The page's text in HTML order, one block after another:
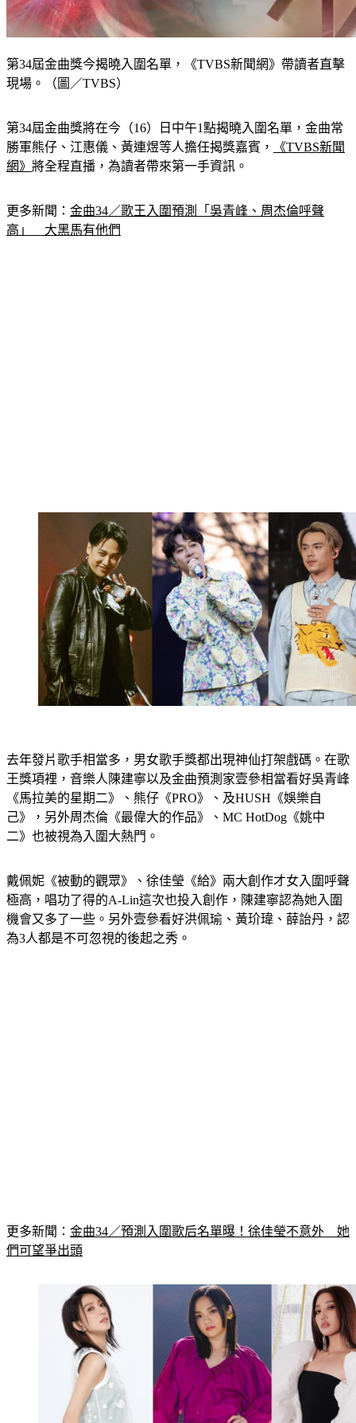
第34屆金曲獎今揭曉入圍名單，《TVBS新聞網》帶讀者直擊
現場。（圖／TVBS）
第34屆金曲獎將在今（16）日中午1點揭曉入圍名單，金曲常
勝軍熊仔、江惠儀、黃連煜等人擔任揭獎嘉賓，
《TVBS新聞
網》 將全程直播，為讀者帶來第一手資訊。
更多新聞： 金曲34／歌王入圍預測「吳青峰、周杰倫呼聲
高」　大黑馬有他們
去年發片歌手相當多，男女歌手獎都出現神仙打架戲碼。在歌
王獎項裡，音樂人陳建寧以及金曲預測家壹參相當看好吳青峰
《馬拉美的星期二》、熊仔《PRO》、及HUSH《娛樂自
己》，另外周杰倫《最偉大的作品》、MC HotDog《姚中
二》也被視為入圍大熱門。
戴佩妮《被動的觀眾》、徐佳瑩《給》兩大創作才女入圍呼聲
極高，唱功了得的A-Lin這次也投入創作，陳建寧認為她入圍
機會又多了一些。另外壹參看好洪佩瑜、黃玠瑋、薛詒丹，認
為3人都是不可忽視的後起之秀。
更多新聞： 金曲34／預測入圍歌后名單曝！徐佳瑩不意外　她
們可望爭出頭